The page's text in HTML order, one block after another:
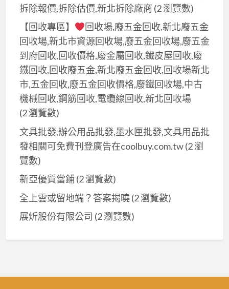
拆除報價,拆除估價,新北拆除廠商 (2 瀏覽數)
【回收專區】
回收場,廢五金回收,新北廢五金
回收場,新北市資源回收場,廢五金回收場,廢五金
到府回收,回收價格,廢金屬回收,鐵皮屋回收,廢
鐵回收,回收廢五金,新北廢五金回收,回收場新北
市,五金回收,廢五金回收價格,廢鐵回收場,中古
機械回收,鋼筋回收,電纜線回收,新北回收場
(2 瀏覽數)
文具批發,辦公用品批發,墨水匣批發,文具用品批
發相關可免費刊登廣告在coolbuy.com.tw(2 瀏
覽數)
新亞優質當鋪(2 瀏覽數)
全上雲或留地端？答案揭曉(2 瀏覽數)
展炘股份有限公司 (2 瀏覽數)